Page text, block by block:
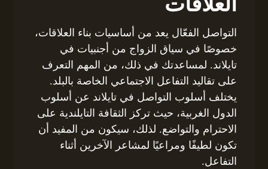
التواصل الفعّال يعد من أساسيات بناء العلاقات،
خصوصًا في سياق الزواج من أجنبيات في
تايلاند. لمساعدتك في ذلك، من المهم التعرف
على تقاليد التفاعل الاجتماعي الخاصة بالبلد.
يختلف أسلوب التواصل في تايلاند عن أسلوب
الدول الغربية، حيث تركز الثقافة التايلندية على
الاحترام والتواضع. لذلك، سيكون من المفيد أن
تكون لطيفًا ومراعيًا لمشاعر الآخرين أثناء
التفاعل.